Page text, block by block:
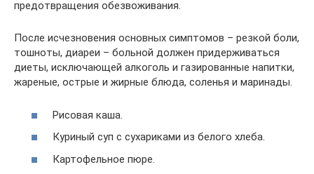
предотвращения обезвоживания.
После исчезновения основных симптомов – резкой боли,
тошноты, диареи – больной должен придерживаться
диеты, исключающей алкоголь и газированные напитки,
жареные, острые и жирные блюда, соленья и маринады.
Рисовая каша.
Куриный суп с сухариками из белого хлеба.
Картофельное пюре.